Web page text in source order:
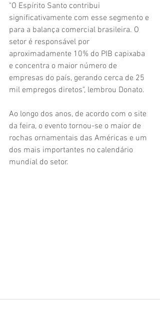
"O Espírito Santo contribui
significativamente com esse segmento e
para a balança comercial brasileira. O
setor é responsável por
aproximadamente 10% do PIB capixaba
e concentra o maior número de
empresas do país, gerando cerca de 25
mil empregos diretos", lembrou Donato.
Ao longo dos anos, de acordo com o site
da feira, o evento tornou-se o maior de
rochas ornamentais das Américas e um
dos mais importantes no calendário
mundial do setor.